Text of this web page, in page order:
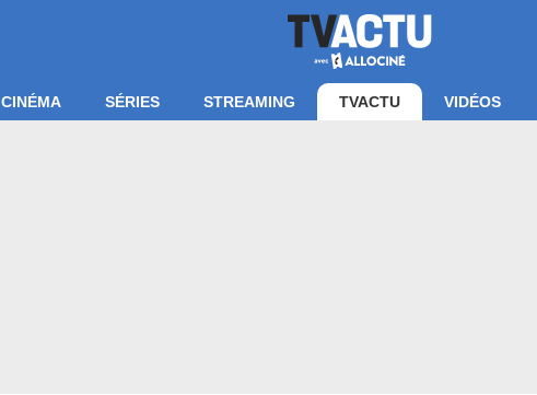
CINÉMA SÉRIES STREAMING TVACTU VIDÉOS